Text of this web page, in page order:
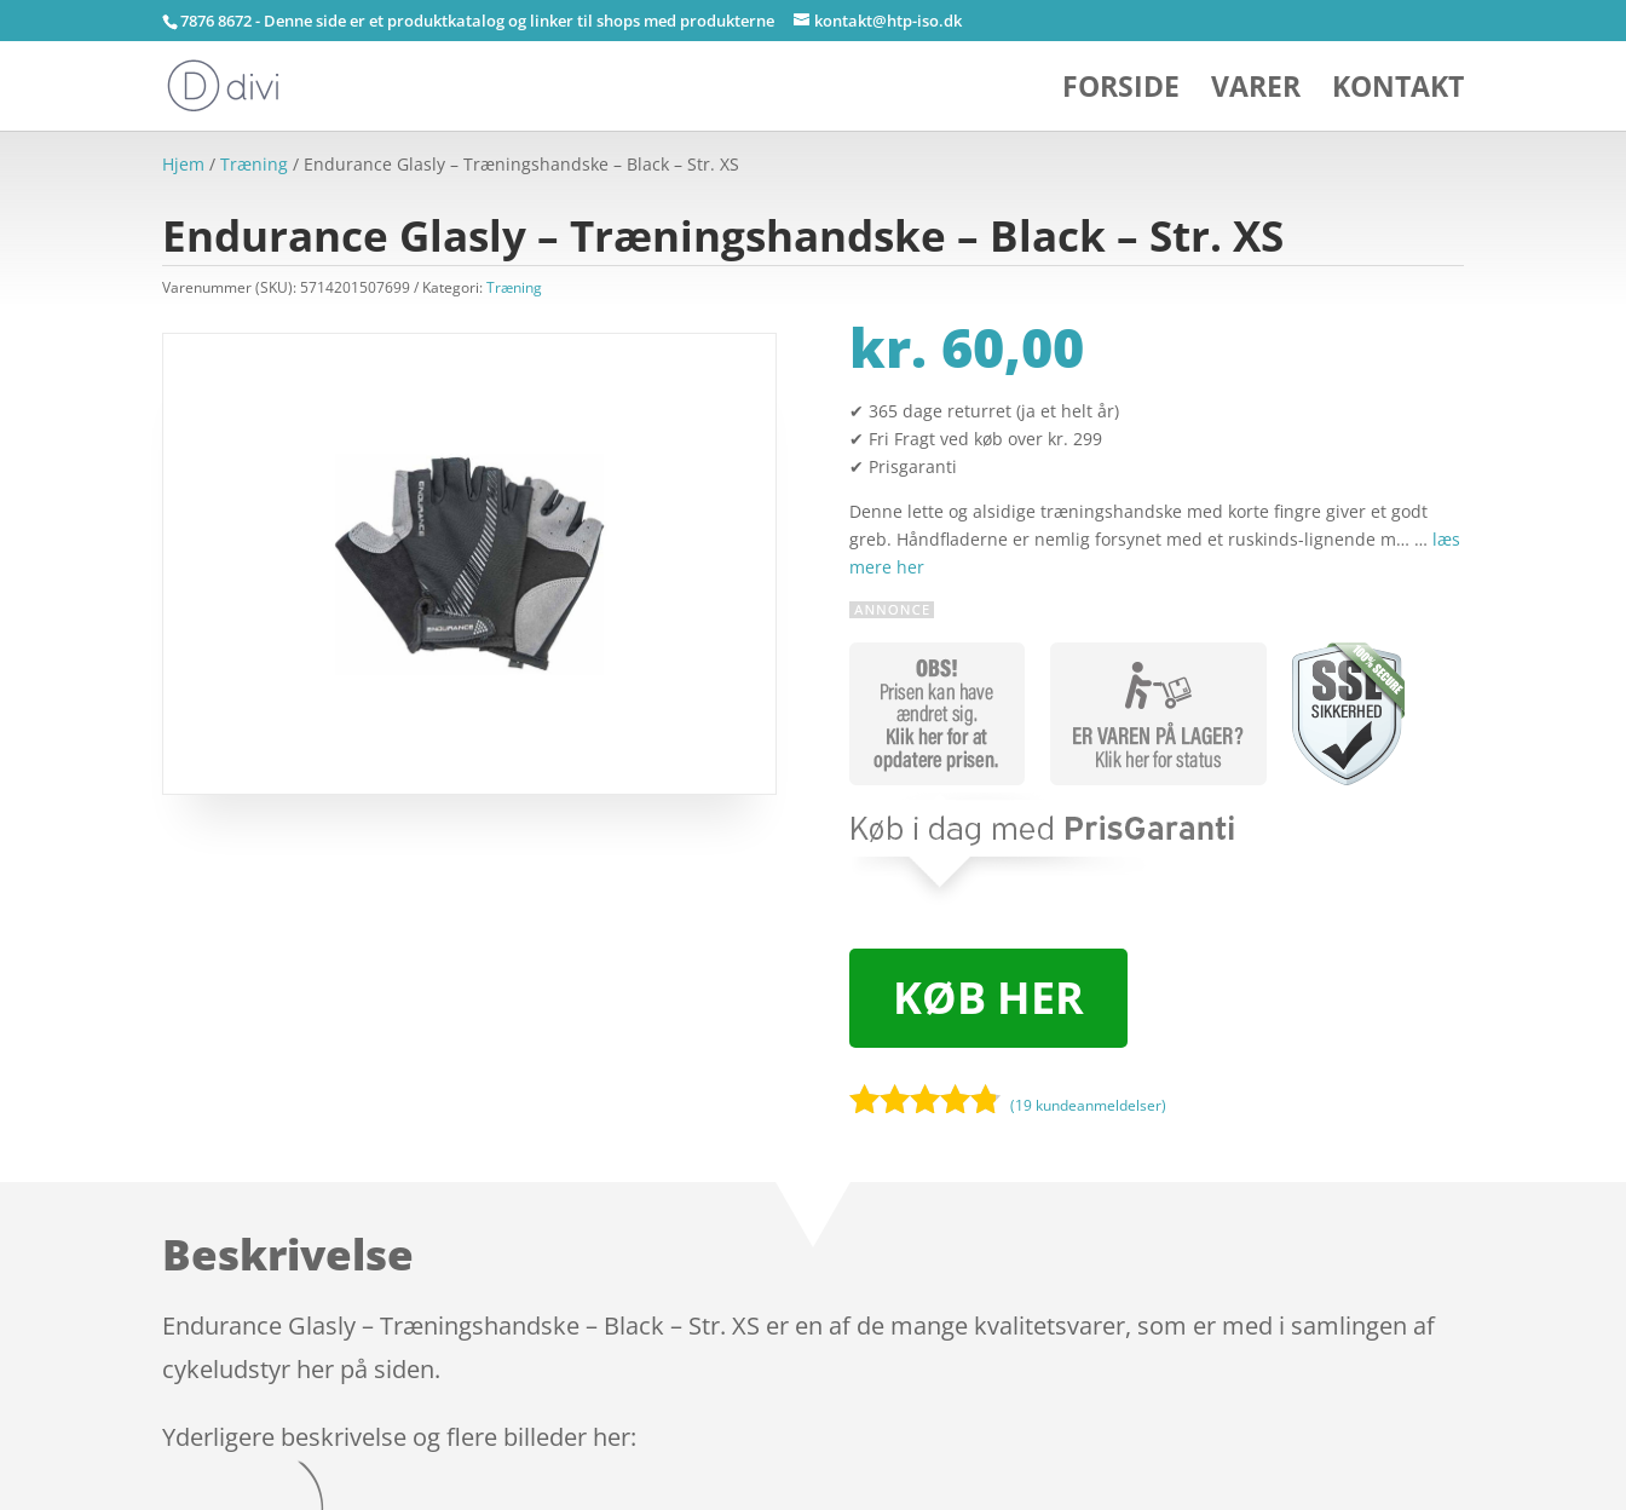
7876 8672 - Denne side er et produktkatalog og linker til shops med produkterne kontakt@htp-iso.dk
FORSIDE VARER KONTAKT
Hjem /Træning / Endurance Glasly – Træningshandske – Black – Str. XS
Endurance Glasly – Træningshandske – Black – Str. XS
Varenummer (SKU): 5714201507699 Kategori:Træning
kr. 60,00
✔ 365 dage returret (ja et helt år)
✔ Fri Fragt ved køb over kr. 299
✔ Prisgaranti
Denne lette og alsidige træningshandske med korte fingre giver et godt
greb. Håndfladerne er nemlig forsynet med et ruskinds-lignende m… … læs
mere her
KØB HER
(19 kundeanmeldelser)
Beskrivelse
Endurance Glasly – Træningshandske – Black – Str. XS er en af de mange kvalitetsvarer, som er med i samlingen af
cykeludstyr her på siden.
Yderligere beskrivelse og flere billeder her: